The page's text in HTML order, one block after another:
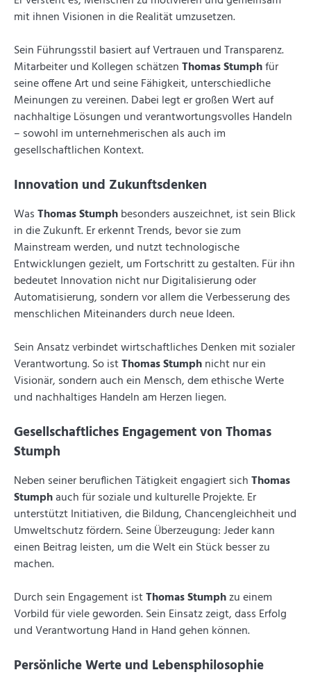
mit ihnen Visionen in die Realität umzusetzen.
Sein Führungsstil basiert auf Vertrauen und Transparenz.
Mitarbeiter und Kollegen schätzenThomas Stumphfür
seine offene Art und seine Fähigkeit, unterschiedliche
Meinungen zu vereinen. Dabei legt er großen Wert auf
nachhaltige Lösungen und verantwortungsvolles Handeln
– sowohl im unternehmerischen als auch im
gesellschaftlichen Kontext.
Innovation und Zukunftsdenken
WasThomas Stumphbesonders auszeichnet, ist sein Blick
in die Zukunft. Er erkennt Trends, bevor sie zum
Mainstream werden, und nutzt technologische
Entwicklungen gezielt, um Fortschritt zu gestalten. Für ihn
bedeutet Innovation nicht nur Digitalisierung oder
Automatisierung, sondern vor allem die Verbesserung des
menschlichen Miteinanders durch neue Ideen.
Sein Ansatz verbindet wirtschaftliches Denken mit sozialer
Verantwortung. So istThomas Stumphnicht nur ein
Visionär, sondern auch ein Mensch, dem ethische Werte
und nachhaltiges Handeln am Herzen liegen.
Gesellschaftliches Engagement von Thomas
Stumph
Neben seiner beruflichen Tätigkeit engagiert sichThomas
Stumphauch für soziale und kulturelle Projekte. Er
unterstützt Initiativen, die Bildung, Chancengleichheit und
Umweltschutz fördern. Seine Überzeugung: Jeder kann
einen Beitrag leisten, um die Welt ein Stück besser zu
machen.
Durch sein Engagement istThomas Stumphzu einem
Vorbild für viele geworden. Sein Einsatz zeigt, dass Erfolg
und Verantwortung Hand in Hand gehen können.
Persönliche Werte und Lebensphilosophie